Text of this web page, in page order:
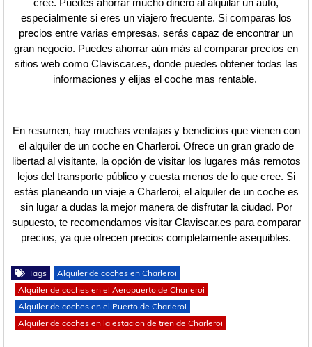
especialmente si eres un viajero frecuente. Si comparas los
precios entre varias empresas, serás capaz de encontrar un
gran negocio. Puedes ahorrar aún más al comparar precios en
sitios web como Claviscar.es, donde puedes obtener todas las
informaciones y elijas el coche mas rentable.
En resumen, hay muchas ventajas y beneficios que vienen con
el alquiler de un coche en Charleroi. Ofrece un gran grado de
libertad al visitante, la opción de visitar los lugares más remotos
lejos del transporte público y cuesta menos de lo que cree. Si
estás planeando un viaje a Charleroi, el alquiler de un coche es
sin lugar a dudas la mejor manera de disfrutar la ciudad. Por
supuesto, te recomendamos visitar Claviscar.es para comparar
precios, ya que ofrecen precios completamente asequibles.
Tags
Alquiler de coches en Charleroi
Alquiler de coches en el Aeropuerto de Charleroi
Alquiler de coches en el Puerto de Charleroi
Alquiler de coches en la estacion de tren de Charleroi